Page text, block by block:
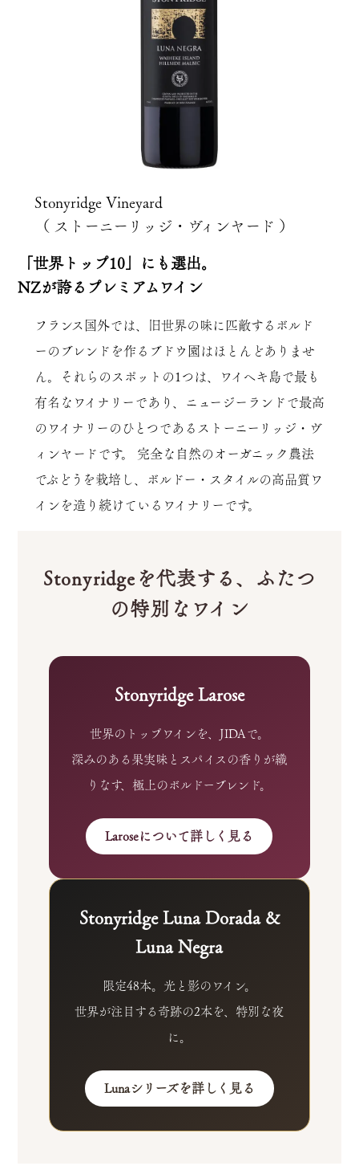
Stonyridge Vineyard
（ ストーニーリッジ・ヴィンヤード ）
「世界トップ10」にも選出。
NZが誇るプレミアムワイン
フランス国外では、旧世界の味に匹敵するボルド
ーのブレンドを作るブドウ園はほとんどありませ
ん。それらのスポットの1つは、ワイヘキ島で最も
有名なワイナリーであり、ニュージーランドで最高
のワイナリーのひとつであるストーニーリッジ・ヴ
ィンヤードです。 完全な自然のオーガニック農法
でぶどうを栽培し、ボルドー・スタイルの高品質ワ
インを造り続けているワイナリーです。
Stonyridgeを代表する、ふたつ
の特別なワイン
Stonyridge Larose
世界のトップワインを、JIDAで。
深みのある果実味とスパイスの香りが織
りなす、極上のボルドーブレンド。
Laroseについて詳しく見る
Stonyridge Luna Dorada &
Luna Negra
限定48本。光と影のワイン。
世界が注目する奇跡の2本を、特別な夜
に。
Lunaシリーズを詳しく見る